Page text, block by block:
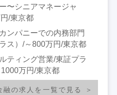
〜シニアマネージャ
/東京都
ンパニーでの内務部門
ス）/～800万円/東京都
ティング営業/東証プラ
万円/東京都
融の求人を一覧で見る